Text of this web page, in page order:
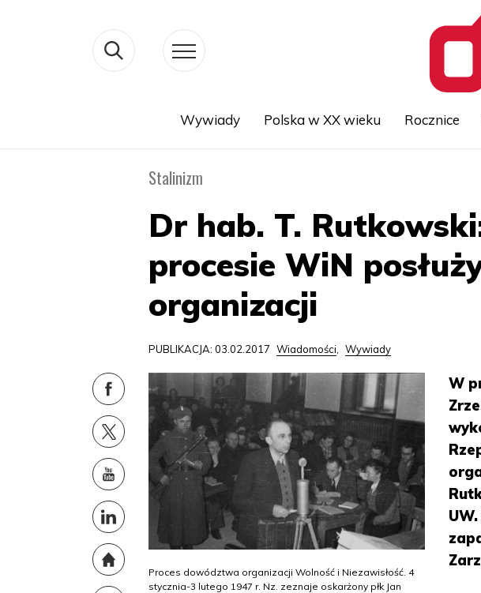
Wywiady Polska w XX wieku Rocznice
Stalinizm
Dr hab. T.
procesie WiN
organizacji
PUBLIKACJA: 03.02.2017 Wiadomości, Wywiady
Proces dowództwa organizacji Wolność i Niezawisłość. 4
stycznia-3 lutego 1947 r. Nz. zeznaje oskarżony płk Jan
W